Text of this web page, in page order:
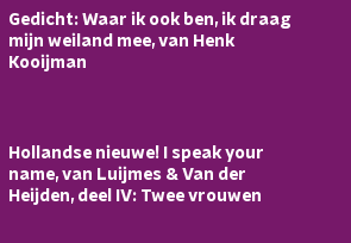
Gedicht: Waar ik ook ben, ik draag
mijn weiland mee, van Henk
Kooijman
Hollandse nieuwe! I speak your
name, van Luijmes & Van der
Heijden, deel IV: Twee vrouwen